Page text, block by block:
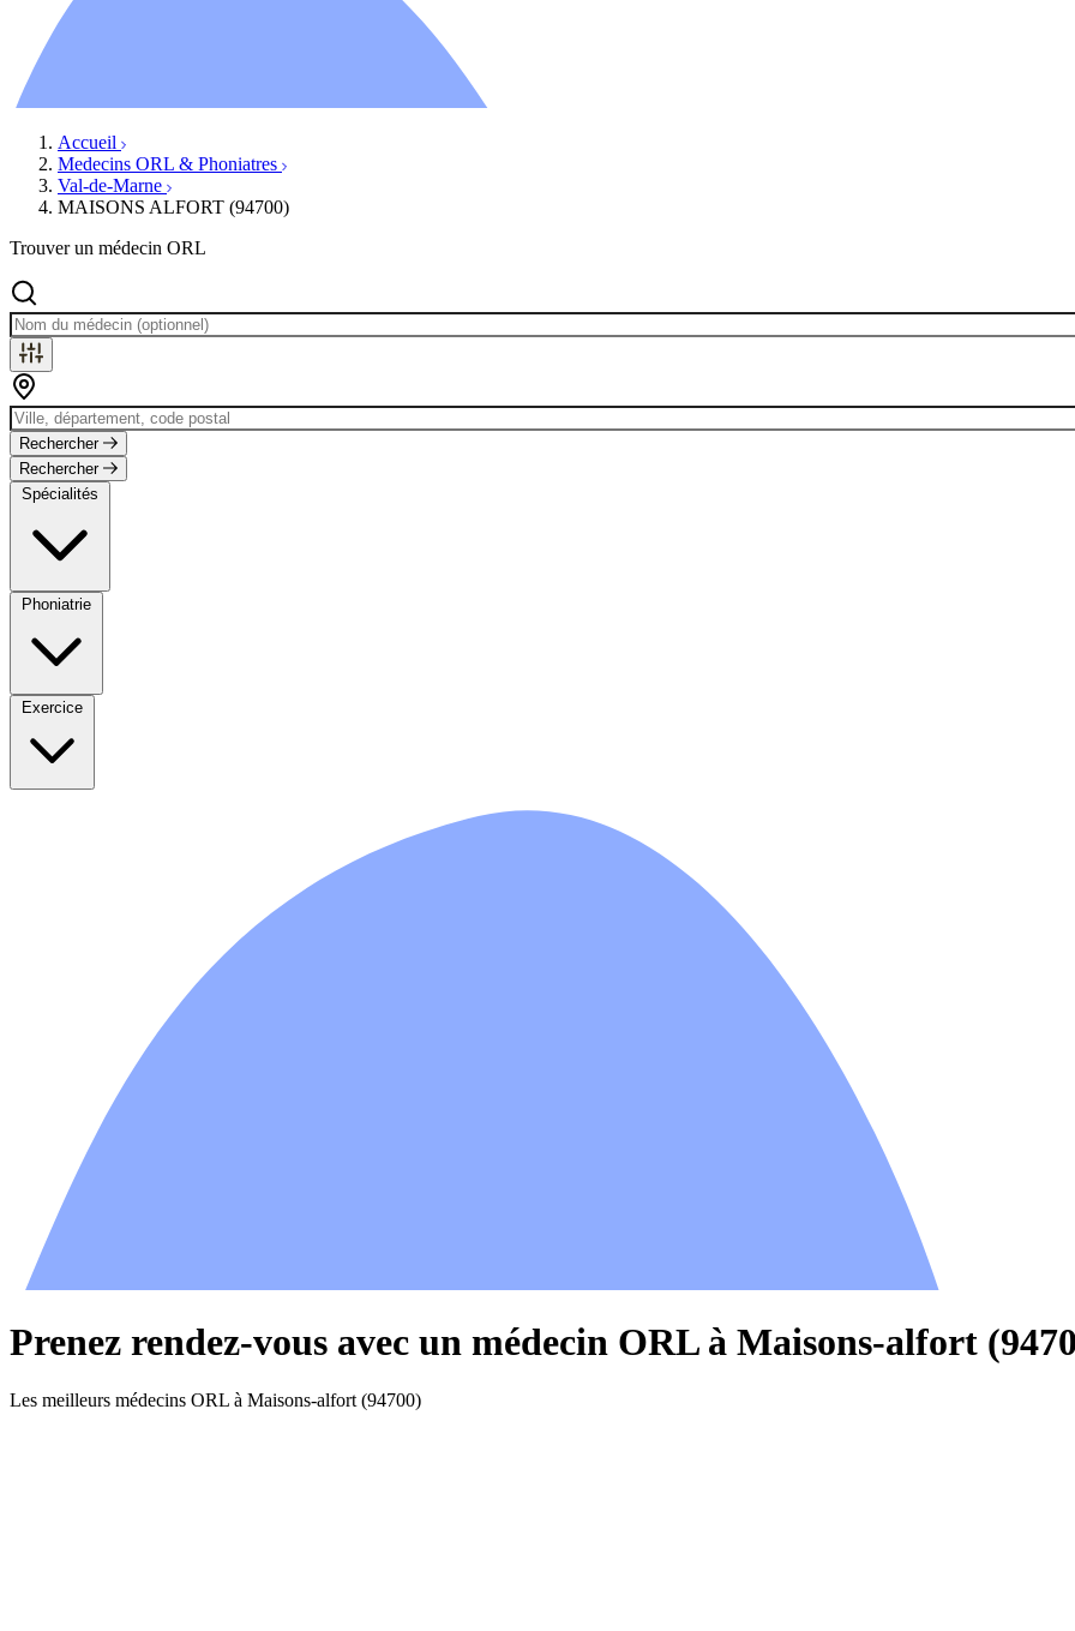
Évènements
Accueil
Medecins ORL & Phoniatres
Val-de-Marne
MAISONS ALFORT (94700)
Trouver un médecin ORL
Rechercher
Rechercher
Spécialités
Phoniatrie
Exercice
Prenez rendez-vous avec un médecin ORL à Maisons-alfort
Les meilleurs médecins ORL à Maisons-alfort (94700)